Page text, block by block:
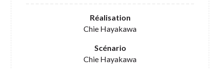
Réalisation
Chie Hayakawa
Scénario
Chie Hayakawa